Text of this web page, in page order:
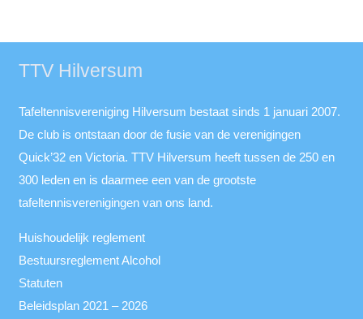
TTV Hilversum
Tafeltennisvereniging Hilversum bestaat sinds 1 januari 2007.
De club is ontstaan door de fusie van de verenigingen
Quick’32 en Victoria. TTV Hilversum heeft tussen de 250 en
300 leden en is daarmee een van de grootste
tafeltennisverenigingen van ons land.
Huishoudelijk reglement
Bestuursreglement Alcohol
Statuten
Beleidsplan 2021 – 2026